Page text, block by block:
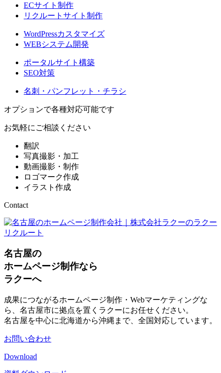
ECサイト制作
リクルートサイト制作
WordPressカスタマイズ
WEBシステム開発
ポータルサイト構築
SEO対策
名刺・パンフレット・チラシ
オプションで各種対応可能です
お気軽にご相談ください
翻訳
写真撮影・加工
動画撮影・制作
ロゴマーク作成
イラスト作成
Contact
名古屋の
ホームページ制作なら
ラクーへ
成果につながるホームページ制作・Webマーケティングな
ら、名古屋市に拠点を置くラクーにお任せください。
名古屋を中心に北海道から沖縄まで、全国対応しています。
お問い合わせ
Download